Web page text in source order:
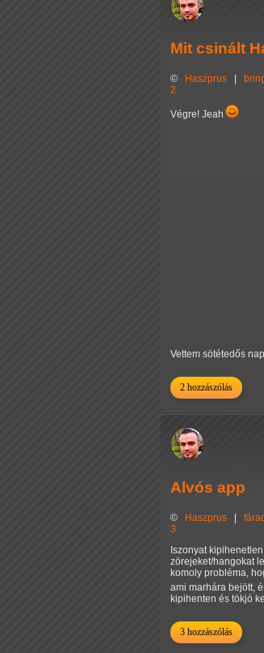
Mit csinált
© Haszprus
2
Végre! Jeah
Vettem sötétedős
2 hozzászólás
Alvós app
© Haszprus |
3
Iszonyat
zörejeket/hangokat
komoly probléma,
ami marhára bejött,
kipihenten és tökjó
3 hozzászólás